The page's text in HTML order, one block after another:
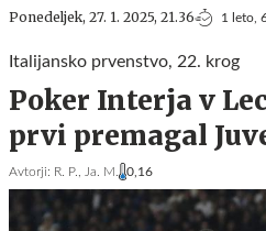
Ponedeljek, 27. 1. 2025, 21.36 1 leto,
Italijansko prvenstvo, 22. krog
Poker Interja v
prvi premagal
Avtorji: R. P., Ja. M. 0,16